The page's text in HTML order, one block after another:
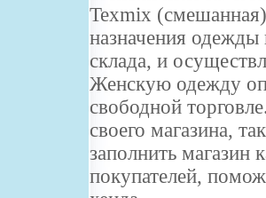
Texmix
назначения одежды
склада, и
Женскую одежду
свободной
своего магазина,
заполнить магазин
покупателей,